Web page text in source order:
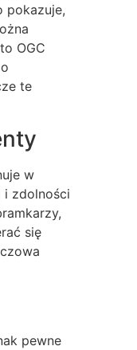
pokazuje,
OGC
te
w
i zdolności
się
pewne